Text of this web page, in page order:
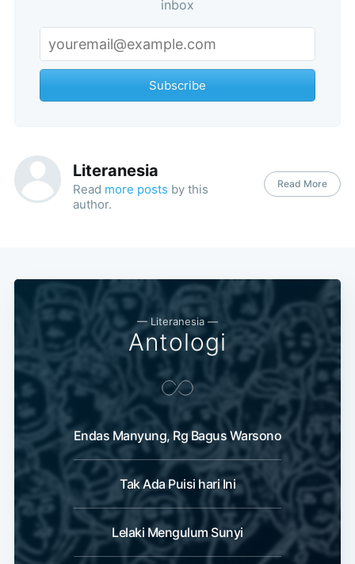
inbox
Subscribe
Literanesia
Read more posts by this
author.
Read More
— Literanesia —
Antologi
Endas Manyung, Rg Bagus Warsono
Tak Ada Puisi hari Ini
Lelaki Mengulum Sunyi